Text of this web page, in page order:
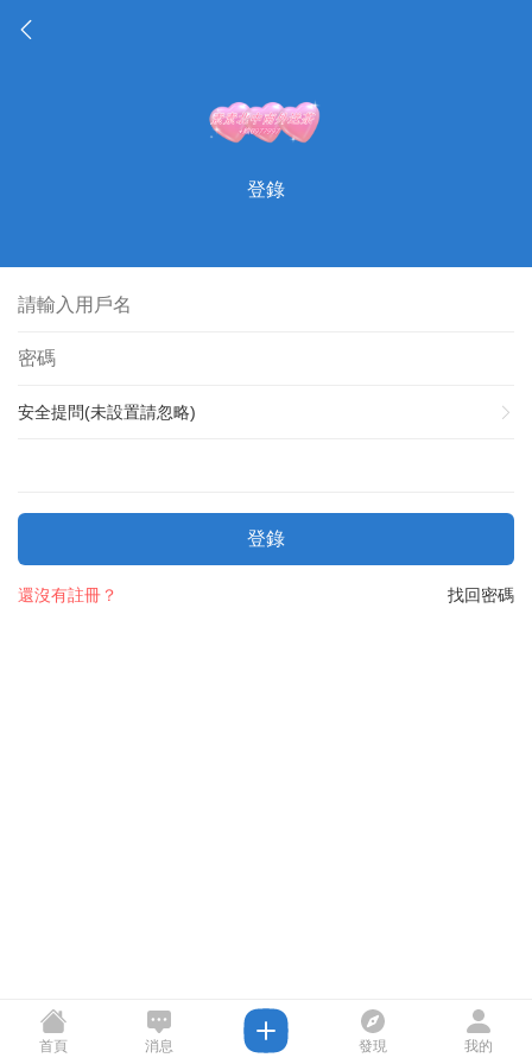
登錄
安全提問(未設置請忽略)
登錄
找回密碼
還沒有註冊？
首頁 消息 發現 我的